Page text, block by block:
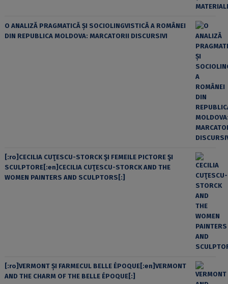
O ANALIZĂ PRAGMATICĂ ȘI SOCIOLINGVISTICĂ A ROMÂNEI
DIN REPUBLICA MOLDOVA: MARCATORII DISCURSIVI
[:ro]CECILIA CUŢESCU-STORCK ŞI FEMEILE PICTORE ŞI
SCULPTORE[:en]CECILIA CUŢESCU-STORCK AND THE
WOMEN PAINTERS AND SCULPTORS[:]
[:ro]VERMONT ȘI FARMECUL BELLE ÉPOQUE[:en]VERMONT
AND THE CHARM OF THE BELLE ÉPOQUE[:]